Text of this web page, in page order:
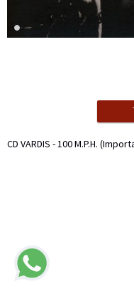
CD VARDIS - 100 M.P.H.